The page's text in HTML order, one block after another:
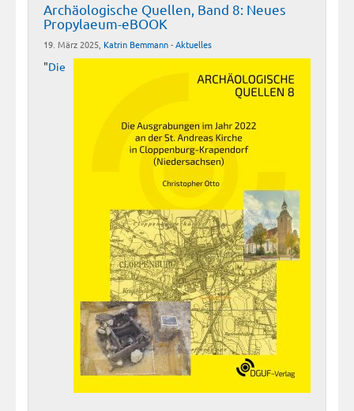
Archäologische Quellen, Band 8: Neues
Propylaeum-eBOOK
19. März 2025, Katrin Bemmann-Aktuelles
"Die